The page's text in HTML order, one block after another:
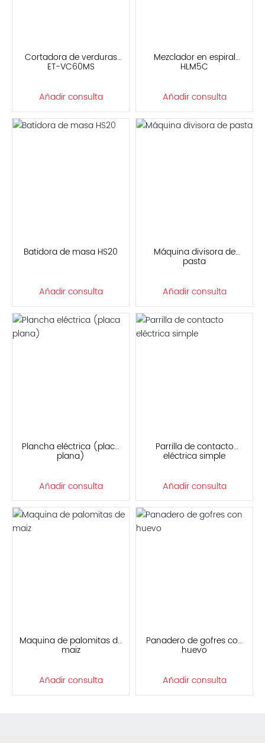
Cortadora de verduras
ET-VC60MS
Añadir consulta
Mezclador en espiral
HLM5C
Añadir consulta
Batidora de masa HS20
Añadir consulta
Máquina divisora de
pasta
Añadir consulta
Plancha eléctrica (placa
plana)
Añadir consulta
Parrilla de contacto
eléctrica simple
Añadir consulta
Maquina de palomitas de
maiz
Añadir consulta
Panadero de gofres con
huevo
Añadir consulta